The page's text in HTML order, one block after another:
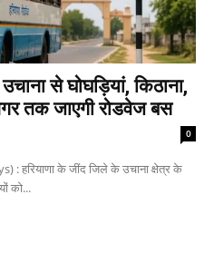
से घोघड़ियां, किठाना,
तक जाएगी रोडवेज बस
0
: हरियाणा के जींद जिले के उचाना क्षेत्र के
को...